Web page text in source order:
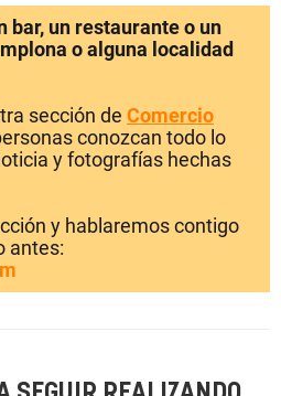
bar, un restaurante o un
o alguna localidad
sección de Comercio
conozcan todo lo
y fotografías hechas
y hablaremos contigo
antes: